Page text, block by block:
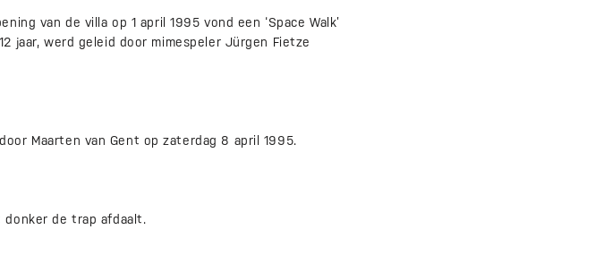
van de villa op 1 april 1995 vond een ‘Space Walk’
jaar, werd geleid door mimespeler Jürgen Fietze
Maarten van Gent op zaterdag 8 april 1995.
donker de trap afdaalt.